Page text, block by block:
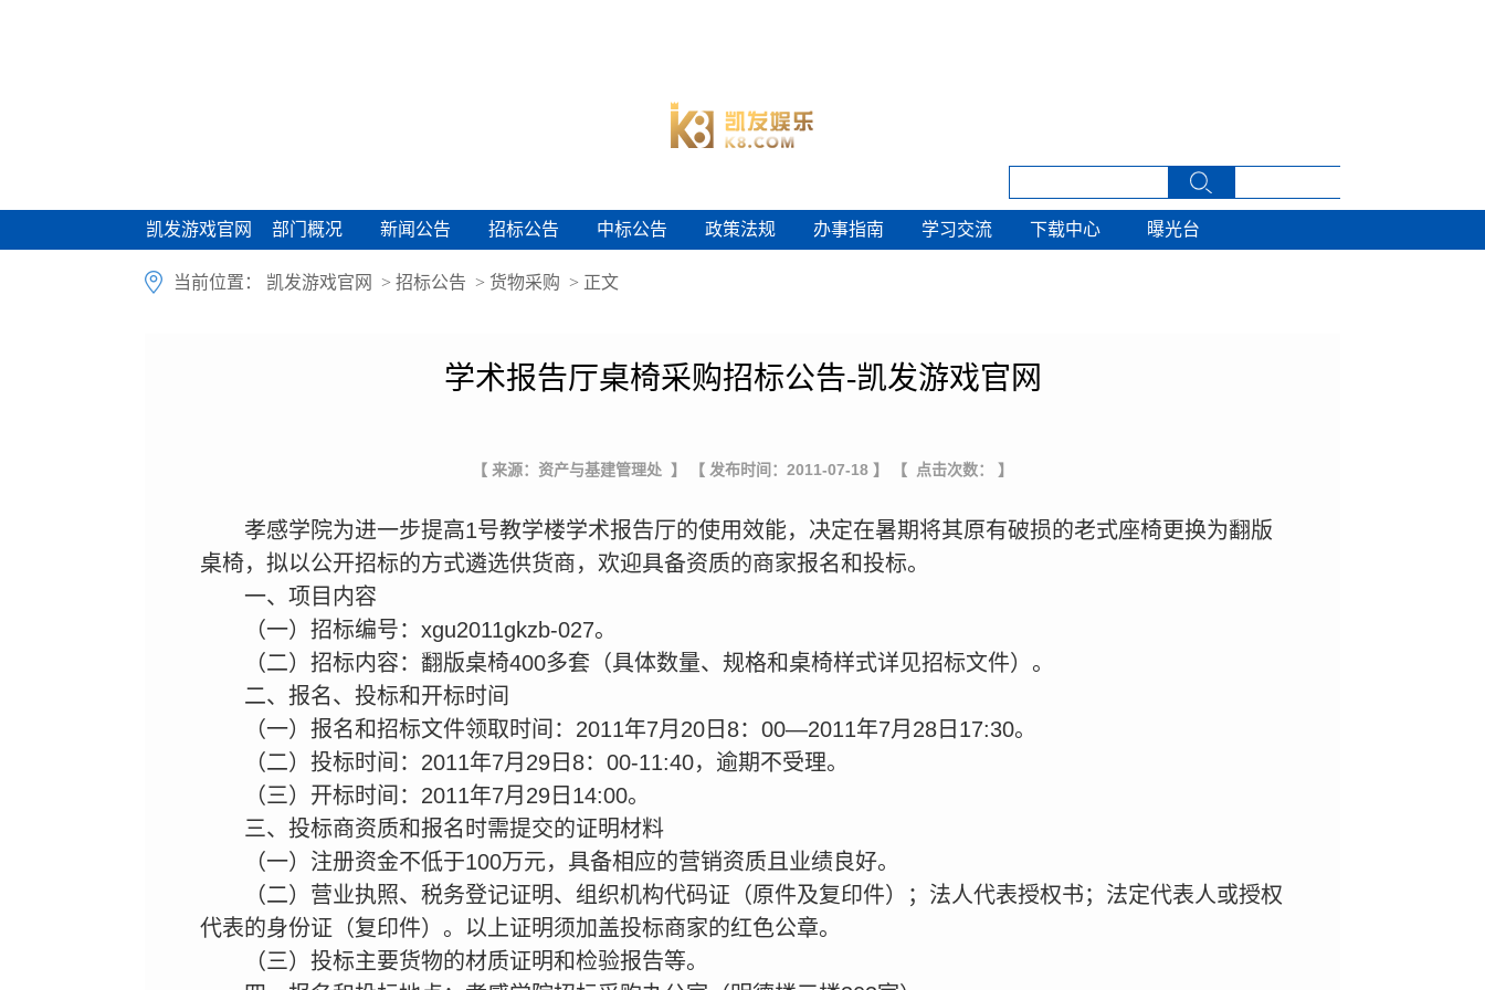
凯发游戏官网
凯发游戏官网 部门概况
部门概况 新闻公告
新闻公告 招标公告
招标公告 中标公告
中标公告 政策法规
政策法规 办事指南
办事指南 学习交流
学习交流 下载中心
下载中心 曝光台
曝光台
当前位置： 凯发游戏官网 > 招标公告 > 货物采购 > 正文
学术报告厅桌椅采购招标公告-凯发游戏官网
【 来源：资产与基建管理处 】 【 发布时间：2011-07-18 】 【 点击次数： 】
孝感学院为进一步提高1号教学楼学术报告厅的使用效能，决定在暑期将其原有破损的老式座椅更换为翻版
桌椅，拟以公开招标的方式遴选供货商，欢迎具备资质的商家报名和投标。
一、项目内容
（一）招标编号：xgu2011gkzb-027。
（二）招标内容：翻版桌椅400多套（具体数量、规格和桌椅样式详见招标文件）。
二、报名、投标和开标时间
（一）报名和招标文件领取时间：2011年7月20日8：00—2011年7月28日17:30。
（二）投标时间：2011年7月29日8：00-11:40，逾期不受理。
（三）开标时间：2011年7月29日14:00。
三、投标商资质和报名时需提交的证明材料
（一）注册资金不低于100万元，具备相应的营销资质且业绩良好。
（二）营业执照、税务登记证明、组织机构代码证（原件及复印件）；法人代表授权书；法定代表人或授权
代表的身份证（复印件）。以上证明须加盖投标商家的红色公章。
（三）投标主要货物的材质证明和检验报告等。